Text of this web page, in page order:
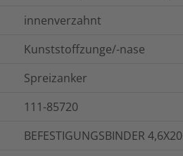
innenverzahnt
Kunststoffzunge/-nase
Spreizanker
111-85720
BEFESTIGUNGSBINDER